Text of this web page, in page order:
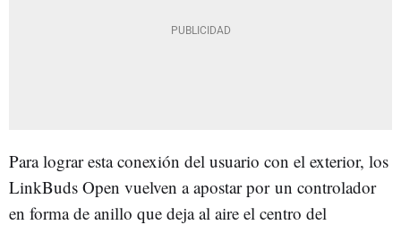
Para lograr esta conexión del usuario con el exterior, los
LinkBuds Open vuelven a apostar por un controlador
en forma de anillo que deja al aire el centro del